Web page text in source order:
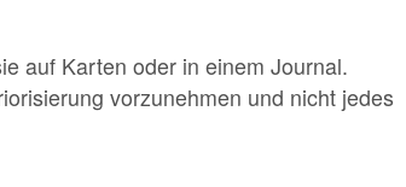
auf Karten oder in einem Journal.
vorzunehmen und nicht jedes